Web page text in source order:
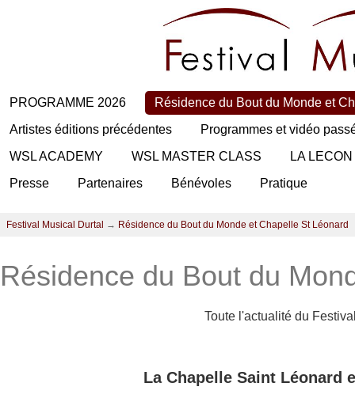
PROGRAMME 2026
Résidence du Bout du Monde et
Artistes éditions précédentes
Programmes et vidéo
WSL ACADEMY
WSL MASTER CLASS
LA
Presse
Partenaires Bénévoles Pratique
Festival Musical Durtal → Résidence du Bout du Monde et Chapelle St Léonard
Résidence du Bout du
Toute l'actualité du
La Chapelle Saint Léonard